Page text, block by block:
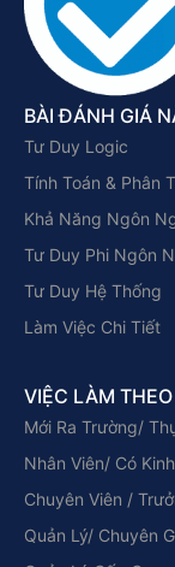
BÀI ĐÁNH GIÁ
Tư Duy Logic
Tính Toán & Phân
Khả Năng Ngôn
Tư Duy Phi Ngôn
Tư Duy Hệ Thống
Làm Việc Chi Tiết
VIỆC LÀM
Mới Ra Trường/
Nhân Viên/ Có
Chuyên Viên /
Quản Lý/ Chuyên